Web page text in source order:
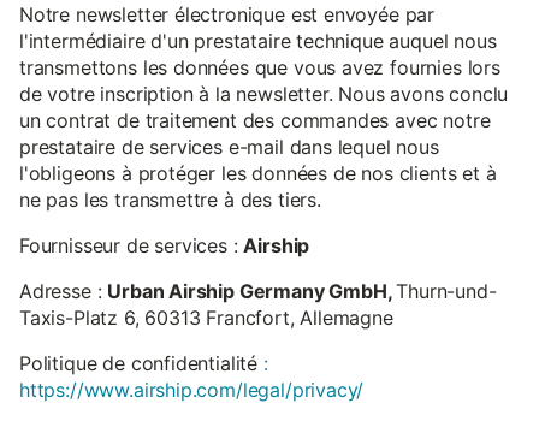
Notre newsletter électronique est envoyée par
l'intermédiaire d'un prestataire technique auquel nous
transmettons les données que vous avez fournies lors
de votre inscription à la newsletter. Nous avons conclu
un contrat de traitement des commandes avec notre
prestataire de services e-mail dans lequel nous
l'obligeons à protéger les données de nos clients et à
ne pas les transmettre à des tiers.
Fournisseur de services :Airship
Adresse : Urban Airship Germany GmbH,Thurn-und-
Taxis-Platz 6, 60313 Francfort, Allemagne
Politique de confidentialité :
https://www.airship.com/legal/privacy/